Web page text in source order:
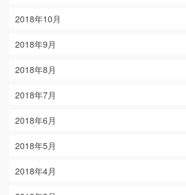
2018年10月
2018年9月
2018年8月
2018年7月
2018年6月
2018年5月
2018年4月